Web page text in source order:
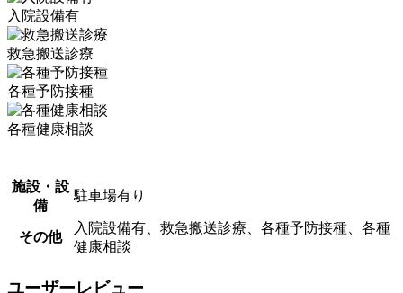
入院設備有
救急搬送診療
各種予防接種
各種健康相談
施設・設
備
駐車場有り
その他
入院設備有、救急搬送診療、各種予防接種、各種
健康相談
ユーザーレビュー